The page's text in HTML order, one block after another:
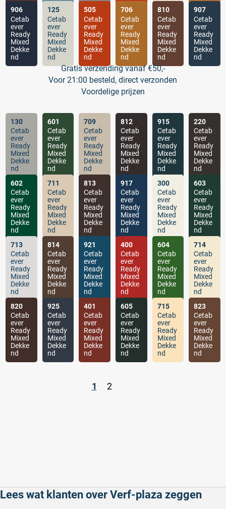
906
Cetab
ever
Ready
Mixed
Dekke
nd
125
Cetab
ever
Ready
Mixed
Dekke
nd
505
Cetab
ever
Ready
Mixed
Dekke
nd
706
Cetab
ever
Ready
Mixed
Dekke
nd
810
Cetab
ever
Ready
Mixed
Dekke
nd
907
Cetab
ever
Ready
Mixed
Dekke
nd
130
Cetab
ever
Ready
Mixed
Dekke
nd
601
Cetab
ever
Ready
Mixed
Dekke
nd
709
Cetab
ever
Ready
Mixed
Dekke
nd
812
Cetab
ever
Ready
Mixed
Dekke
nd
915
Cetab
ever
Ready
Mixed
Dekke
nd
220
Cetab
ever
Ready
Mixed
Dekke
nd
602
Cetab
ever
Ready
Mixed
Dekke
nd
711
Cetab
ever
Ready
Mixed
Dekke
nd
813
Cetab
ever
Ready
Mixed
Dekke
nd
917
Cetab
ever
Ready
Mixed
Dekke
nd
300
Cetab
ever
Ready
Mixed
Dekke
nd
603
Cetab
ever
Ready
Mixed
Dekke
nd
713
Cetab
ever
Ready
Mixed
Dekke
nd
814
Cetab
ever
Ready
Mixed
Dekke
nd
921
Cetab
ever
Ready
Mixed
Dekke
nd
400
Cetab
ever
Ready
Mixed
Dekke
nd
604
Cetab
ever
Ready
Mixed
Dekke
nd
714
Cetab
ever
Ready
Mixed
Dekke
nd
820
Cetab
ever
Ready
Mixed
Dekke
nd
925
Cetab
ever
Ready
Mixed
Dekke
nd
401
Cetab
ever
Ready
Mixed
Dekke
nd
605
Cetab
ever
Ready
Mixed
Dekke
nd
715
Cetab
ever
Ready
Mixed
Dekke
nd
823
Cetab
ever
Ready
Mixed
Dekke
nd
Gratis verzending vanaf €50,-
Voor 21:00 besteld, direct verzonden
Voordelige prijzen
1 2
Lees wat klanten over Verf-plaza zeggen